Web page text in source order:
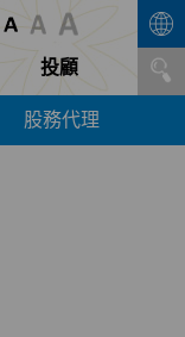
投顧
股務代理